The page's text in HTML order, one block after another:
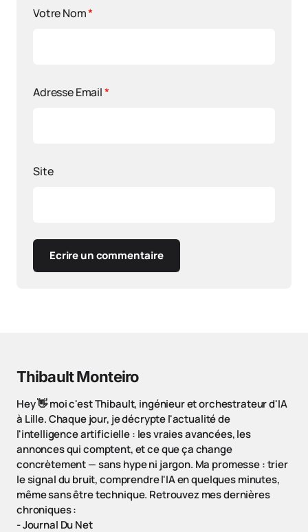
Votre Nom*
Adresse Email*
Site
Ecrire un commentaire
Thibault Monteiro
Hey 👋 moi c'est Thibault, ingénieur et orchestrateur d'IA
à Lille. Chaque jour, je décrypte l'actualité de
l'intelligence artificielle : les vraies avancées, les
annonces qui comptent, et ce que ça change
concrètement — sans hype ni jargon. Ma promesse : trier
le signal du bruit, comprendre l'IA en quelques minutes,
même sans être technique. Retrouvez mes dernières
chroniques :
-Journal Du Net